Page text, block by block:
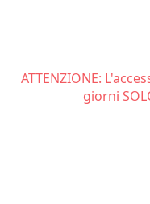
ATTENZIONE:
giorni